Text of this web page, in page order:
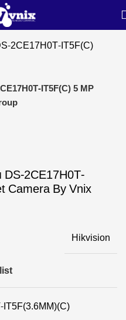
IT5F(C) 5 MP
2CE17H0T-
Camera By Vnix
Hikvision